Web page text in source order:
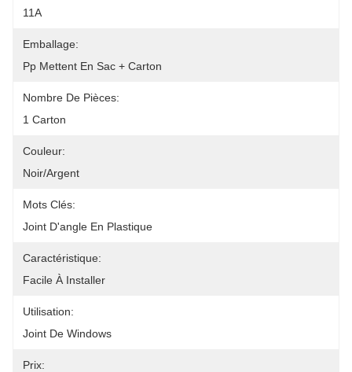
11A
Emballage:
Pp Mettent En Sac + Carton
Nombre De Pièces:
1 Carton
Couleur:
Noir/argent
Mots Clés:
Joint D'angle En Plastique
Caractéristique:
Facile À Installer
Utilisation:
Joint De Windows
Prix: